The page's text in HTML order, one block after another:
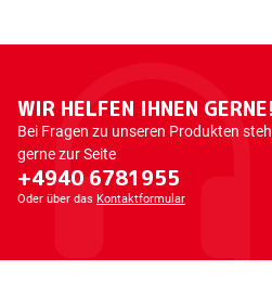
WIR HELFEN IHNEN GERNE!
Bei Fragen zu unseren Produkten
gerne zur Seite
+4940 6781955
Oder über das Kontaktformular